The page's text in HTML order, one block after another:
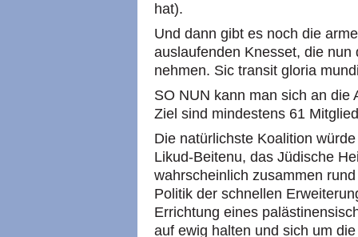
hat).
Und dann gibt es noch die
auslaufenden Knesset, die
nehmen. Sic transit gloria
SO NUN kann man sich an die
Ziel sind mindestens 61
Die natürlichste Koalition
Likud-Beitenu, das Jüdische
wahrscheinlich zusammen
Politik der schnellen
Errichtung eines
auf ewig halten und sich um